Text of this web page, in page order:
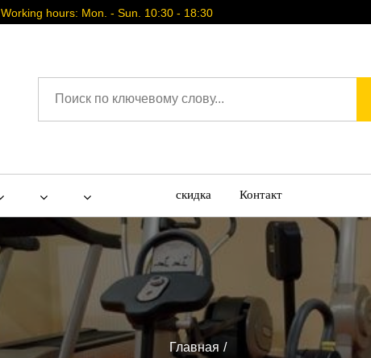
Working hours: Mon. - Sun. 10:30 - 18:30
скидка Контакт
Главная